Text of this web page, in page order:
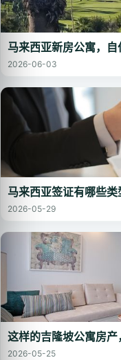
马来西亚新房公寓，
2026-06-03
马来西亚签证有哪些
2026-05-29
这样的吉隆坡公寓房
2026-05-25